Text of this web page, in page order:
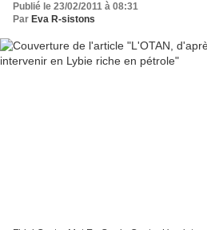
Publié le 23/02/2011 à 08:31
Par Eva R-sistons